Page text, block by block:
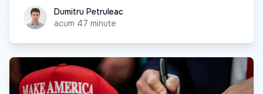
Dumitru Petruleac
Dumitru Petruleac
acum 47 minute